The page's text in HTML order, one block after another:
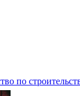
по